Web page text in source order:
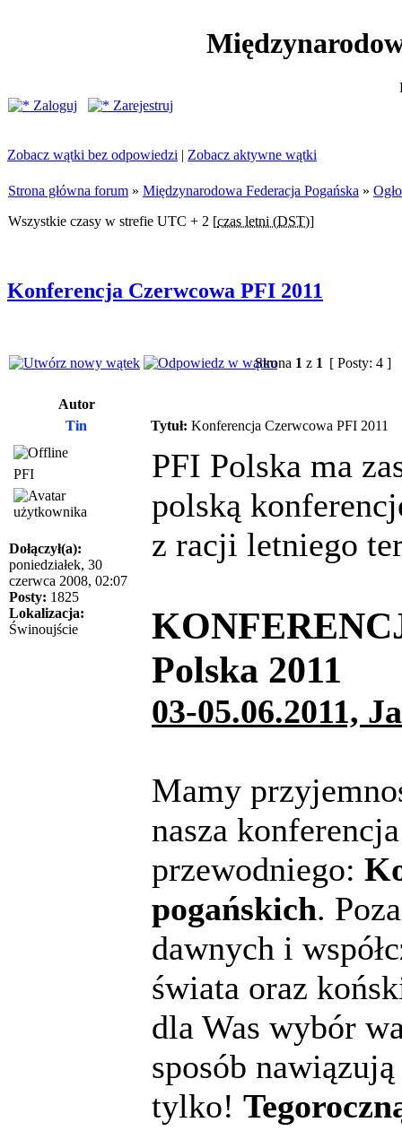
Zaloguj
Zarejestruj
Zobacz wątki bez odpowiedzi | Zobacz aktywne wątki
Strona główna forum » Międzynarodowa Federacja Pogańska »
Wszystkie czasy w strefie UTC + 2 [czas letni (DST)]
Konferencja Czerwcowa PFI 2011
Strona 1 z 1 [ Posty: 4 ]
Autor
Tin
Tytuł: Konferencja Czerwcowa PFI 2011
PFI
Dołączył(a):
poniedziałek, 30
czerwca 2008, 02:07
Posty: 1825
Lokalizacja:
Świnoujście
PFI Polska ma
polską
z racji letniego
Polska 2011
03-05.06.2011,
Mamy
nasza
przewodniego:
pogańskich.
dawnych i
świata oraz
dla Was wybór
sposób
tylko!